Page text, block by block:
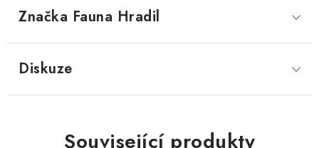
Značka Fauna Hradil
Diskuze
Související produkty